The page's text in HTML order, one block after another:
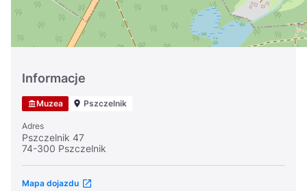
Informacje
Muzea Pszczelnik
Adres
Pszczelnik 47
74-300 Pszczelnik
Mapa dojazdu